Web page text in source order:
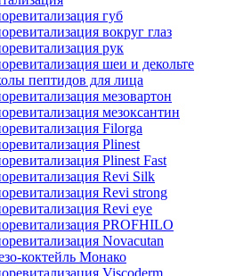
губ
вокруг глаз
рук
шеи и декольте
пептидов для лица
мезовартон
мезоксантин
Filorga
Plinest
Plinest Fast
Revi Silk
Revi strong
Revi eye
PROFHILO
Novacutan
коктейль Монако
Viscoderm